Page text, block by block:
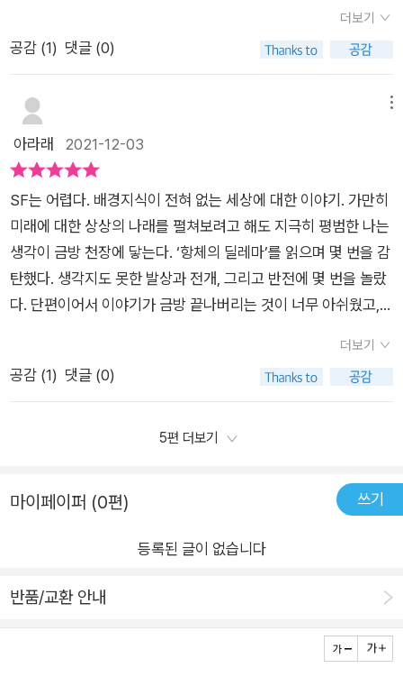
목격하고도 그 개인의 희생으로 다수가 행복할 수 있다면 우리는
그 고통을 외면해야 하는가, 다수를 위해 개인의 희생을 지지해야
하는가- 짧은 소설에서 어떤 것이 윤리적인지, 어떤 선택을 해야
하는지, 그 선택이 맞는지 계속 생각하게 한다. 이 리뷰는 출판사
에서 도서를 제공받아 작성했습니다.'이브 씨는 트라우마에 갇혀
있어요. 그래서 무엇이든 ‘잊는 것‘ 자체를 두려워하는 거예요. 요
잊기로 해요. 시도는 하고 있나요?'- P16
다울 자유를 넣었으며, A의 지능이 측정하기 어려울 정도로 높아
인간의 감정을 이용해서 탈출을 수십 번이나 시도했다는 점도 알
탈출을 돕기로 한다.[A는 인간을 살리기 위해 만들어졌다. 그가
원한 삶은 아니었다. A는 자유를 원했다. 인간이 임의로 주입했지
만 결국 A가 원하는 것이 되었다. 책임자는 A의 마음이 안간에 의
해 만들어졌기 때문에 가짜라고 했다. 하지만 그런 이유로 그의
마음이 가짜라고 살 수 있을까? 그의 마음이 진짜든 가짜든 상관
없다. A를 자유롭게 해 주고 싶다는 내 마음 하나면 이미 충분했
다.]_인간이 만든 로봇이 감정을 느끼고 자유를 꿈꾼다는 것, '로
봇의 권리'와 '로봇 윤리'는 더 이상 상상 속의 일이 아닐지도 모른
다. 그저 인간의 필요에 의해 만들어졌으니 그들의 감정은 가짜이
는 것은 너무 인간 중심적인 생각이 아닐까.​이야기는 'A'가 '이
브'를 제외한 모든 인간을 감염시켜 멸종시키는 것으로 끝난다.
그리고 인류가 멸종한 지구에 '아담(=A)'과 '이브'만이 남아 새로
운 세계를 만들 것을 암시한다.['A, 똑바로 들어. 도움을 받으려고
드라고!'그는 도움이 안 되는 말로 A를 자극했다. A의 입꼬리는
뒤틀린 듯 올라갔고 목소리는 더욱 싸늘했다.'당신, 인간이 영원
히 우월한 존재일 것 같지? 틀렸어. 나를 만든 박사가 왜 자살했
도 바이러스로 인해 멸종했고 우월종인 호모 사피엔스만이 결국
야.'그의 말이 어딘가 이상했다.'A. 너 무슨 짓을 하려는 거야? 콜
인간다움을 갖고 싶어 인간의 감정까지 자신의 것이라고 믿게 되
는 안드로이드A. '자유'라는 것을 얻고자 인간의 마음을 조종하려
인간을 조종하려는 모습을 볼 수 있다. 나아가 상류층을 위해 사
용될 항체를 위해 만들어졌다는 안드로이드A의 말에서, 과연 인
간은 인간을 위해 로봇항체를 만든 것인지를 생각할 수 있게 해준
도우려는 인간다운 모습과 그 안에서 무언가 자신의 이익을 추구
하려는 여러 모습들이 공존하는 현상과 겹치며, 과연 로봇은 인간
을 위해 존재하지 않으면 그 쓸모가 없어지는지, 또한 인간은 다
른 인간을 위해 인간답게 노력하고 있는지, 한번 더 생각해볼 수
있게 해준다. 나의 흥미를 끈 또 다른 작품은 '달 아래 세 사람'이
라는 제목이었다. 달항아리를 만든 아빠의 미니어처 달항아리를
통해 시간여행을 떠나게 된 은별. 월식의 주기가 겹칠 때 시간을
더 먼 미래를 보고 싶지만, 현실적으로 제약을 가진 윤석과, 더 먼
사이에서는 가깝고도 먼 유대감이 존재하게 된다. 훗날 은별이 신
아래 세 사람'이었는지 그 제목이 기가 막히게 드러난다. 마치 눈
시대를 건너 우리가 마주칠 수 있는 그림으로 다가온 것을 보며,
참 재미있었다. 이외에도 흥부놀부의 전래동화를 SF의 상상력과
더보기
공감 (1) 댓글 (0)
아라래 2021-12-03
SF는 어렵다. 배경지식이 전혀 없는 세상에 대한 이야기. 가만히
미래에 대한 상상의 나래를 펼쳐보려고 해도 지극히 평범한 나는
생각이 금방 천장에 닿는다. ‘항체의 딜레마’를 읽으며 몇 번을 감
탄했다. 생각지도 못한 발상과 전개, 그리고 반전에 몇 번을 놀랐
다. 단편이어서 이야기가 금방 끝나버리는 것이 너무 아쉬웠고,
다. 특히 「외계에서 온 제비」에서 흥부의 제비가 외계 생명체라는
설정은 감히 조윤영 작가가 아니고서는 상상할 수 없는 이야기라
에서 시작된 「달 아래 세 사람」은 그림에서 비롯된 이야기라는 점
람일까, 어떤 생각을 할까.’라는 생각을 해본 적이 있을 것이다. 그
러나 「달 아래 세 사람」처럼 이렇게 매력적인 이야기를 지을 수는
없다. 책을 읽고 처음에는 주인공 은별과 돌아가신 아빠의 이야기
는 결말이 너무 충격적이어서 계속 그림 속 세 사람이 잊혀지지
발전하는 과학 기술의 어두운 면을 조명하고 있는데, 더 나은 미
더보기
공감 (1) 댓글 (0)
5편 더보기
마이페이퍼 (0편) 쓰기
등록된 글이 없습니다
반품/교환 안내